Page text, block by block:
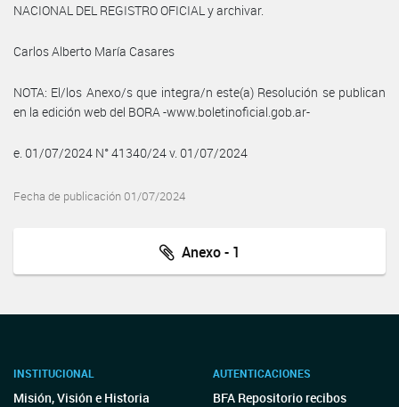
NACIONAL DEL REGISTRO OFICIAL y archivar.
Carlos Alberto María Casares
NOTA: El/los Anexo/s que integra/n este(a) Resolución se publican
en la edición web del BORA -www.boletinoficial.gob.ar-
e. 01/07/2024 N° 41340/24 v. 01/07/2024
Fecha de publicación 01/07/2024
Anexo - 1
INSTITUCIONAL
Misión, Visión e Historia
AUTENTICACIONES
BFA Repositorio recibos